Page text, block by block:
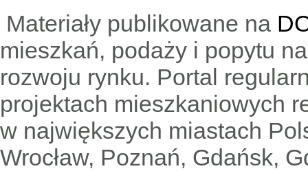
Materiały publikowane na
mieszkań, podaży i popytu
rozwoju rynku. Portal
projektach mieszkaniowych
w największych miastach
Wrocław, Poznań, Gdańsk,